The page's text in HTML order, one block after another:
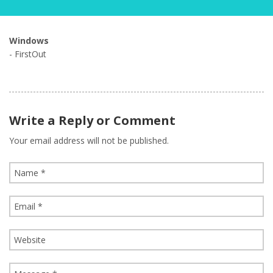
Windows
- FirstOut
Write a Reply or Comment
Your email address will not be published.